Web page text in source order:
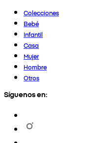
Colecciones
Bebé
Infantil
Casa
Mujer
Hombre
Otros
Síguenos en: